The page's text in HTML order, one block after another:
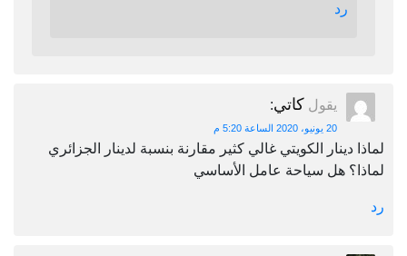
رد
يقول كاتي:
20 يونيو، 2020 الساعة 5:20 م
لماذا دينار الكويتي غالي كثير مقارنة بنسبة لدينار الجزائري
لماذا؟ هل سياحة عامل الأساسي
رد